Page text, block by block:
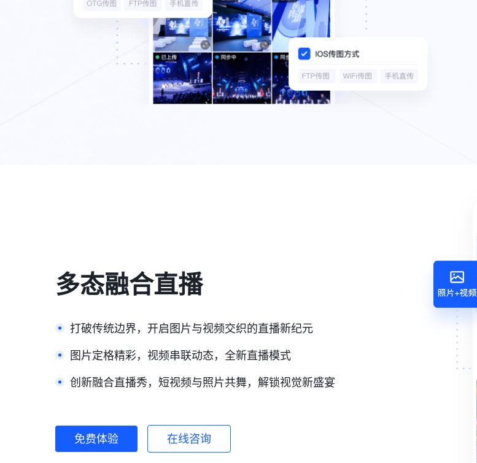
多态融合直播
打破传统边界，开启图片与视频交织的直播新纪元
图片定格精彩，视频串联动态，全新直播模式
创新融合直播秀，短视频与照片共舞，解锁视觉新盛宴
免费体验 在线咨询